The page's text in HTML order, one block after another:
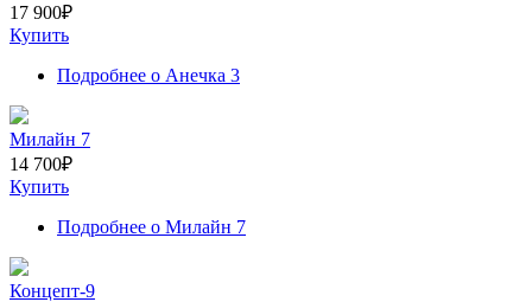
17 900₽
Купить
Подробнее о Анечка 3
Милайн 7
14 700₽
Купить
Подробнее о Милайн 7
Концепт-9